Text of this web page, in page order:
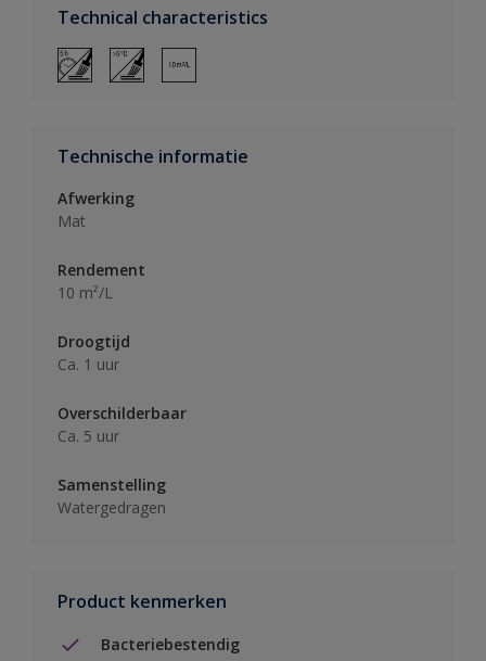
Technical characteristics
Technische informatie
Afwerking
Mat
Rendement
10 m²/L
Droogtijd
Ca. 1 uur
Overschilderbaar
Ca. 5 uur
Samenstelling
Watergedragen
Product kenmerken
Bacteriebestendig